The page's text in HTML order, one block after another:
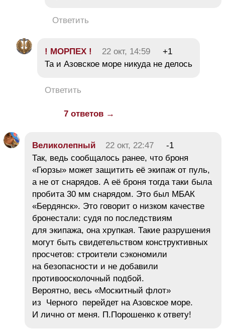
Ответить
! МОРПЕХ ! 22 окт, 14:59
+1
Та и Азовское море никуда не делось
Ответить
7 ответов →
Великолепный 22 окт, 22:47
-1
Так, ведь сообщалось ранее, что броня
«Гюрзы» может защитить её экипаж от пуль,
а не от снарядов. А её броня тогда таки была
пробита 30 мм снарядом. Это был МБАК
«Бердянск». Это говорит о низком качестве
бронестали: судя по последствиям
для экипажа, она хрупкая. Такие разрушения
могут быть свидетельством конструктивных
просчетов: строители сэкономили
на безопасности и не добавили
противоосколочный подбой.
Вероятно, весь «Москитный флот»
из Черного перейдет на Азовское море.
И лично от меня. П.Порошенко к ответу!